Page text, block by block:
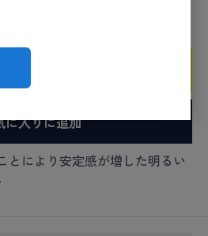
トに入れる
に入りに追加
により安定感が増した明るい